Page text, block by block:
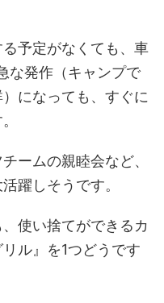
予定がなくても、車
な発作（キャンプで
になっても、すぐに
ームの親睦会など、
躍しそうです。
使い捨てができるカ
ル』を1つどうです